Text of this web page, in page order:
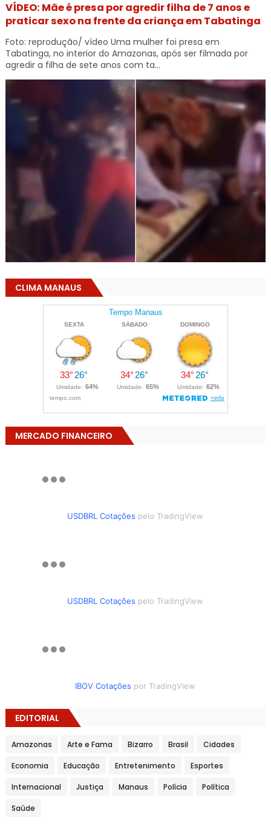
VÍDEO: Mãe é presa por agredir filha de 7 anos e
praticar sexo na frente da criança em Tabatinga
Foto: reprodução/ vídeo Uma mulher foi presa em
Tabatinga, no interior do Amazonas, após ser filmada por
agredir a filha de sete anos com ta...
CLIMA MANAUS
MERCADO FINANCEIRO
USDBRL Cotações pelo TradingView
USDBRL Cotações pelo TradingView
IBOV Cotações por TradingView
EDITORIAL
Amazonas Arte e Fama Bizarro Brasil Cidades
Economia Educação Entretenimento Esportes
Internacional Justiça Manaus Polícia Política
Saúde